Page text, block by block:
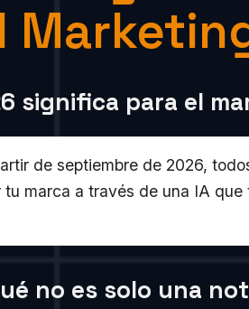
significa para el
de septiembre de 2026,
marca a través de una IA
no es solo una